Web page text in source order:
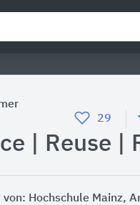
29
| Reuse |
von: Hochschule Mainz,